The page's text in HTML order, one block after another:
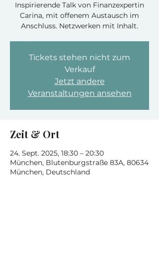
Inspirierende Talk von Finanzexpertin
Carina, mit offenem Austausch im
Tickets stehen nicht zum
Verkauf
Jetzt andere
Veranstaltungen ansehen
Zeit & Ort
24. Sept. 2025, 18:30 – 20:30
München, Blutenburgstraße 83A, 80634
München, Deutschland